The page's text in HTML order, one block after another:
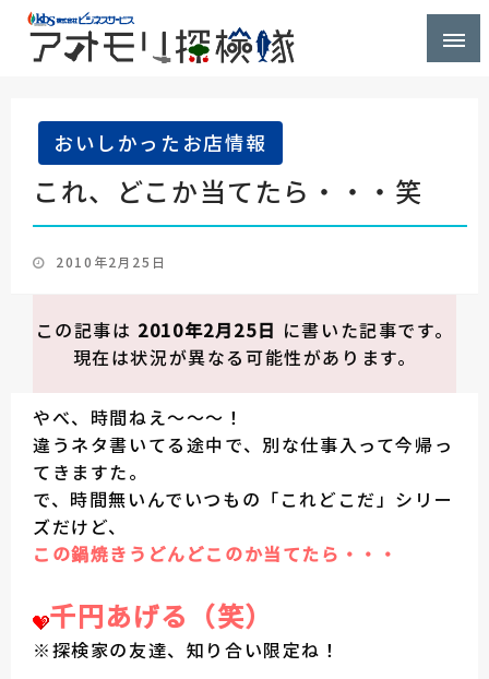
おいしかったお店情報
これ、どこか当てたら・・・笑
投
日:
2010年2月25日
この記事は 2010年2月25日 に書いた記事です。
現在は状況が異なる可能性があります。
やべ、時間ねえ～～～！
違うネタ書いてる途中で、別な仕事入って今帰っ
てきますた。
で、時間無いんでいつもの「これどこだ」シリー
ズだけど、
この鍋焼きうどんどこのか当てたら・・・
千円あげる（笑）
※探検家の友達、知り合い限定ね！